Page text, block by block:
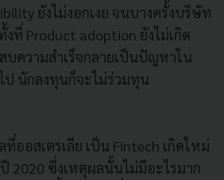
ยังไม่งอกเงย จนบางครั้งบริษัท
ที่ Product adoption ยังไม่เกิด
ความสำเร็จกลายเป็นปัญหาใน
ป นักลงทุนก็จะไม่ร่วมทุน
ออสเตรเลีย เป็น Fintech เกิดใหม่
2020 ซึ่งเหตุผลนั้นไม่มีอะไรมาก